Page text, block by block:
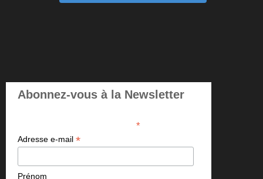
Abonnez-vous à la Newsletter
*indicates required
Adresse e-mail *
Prénom